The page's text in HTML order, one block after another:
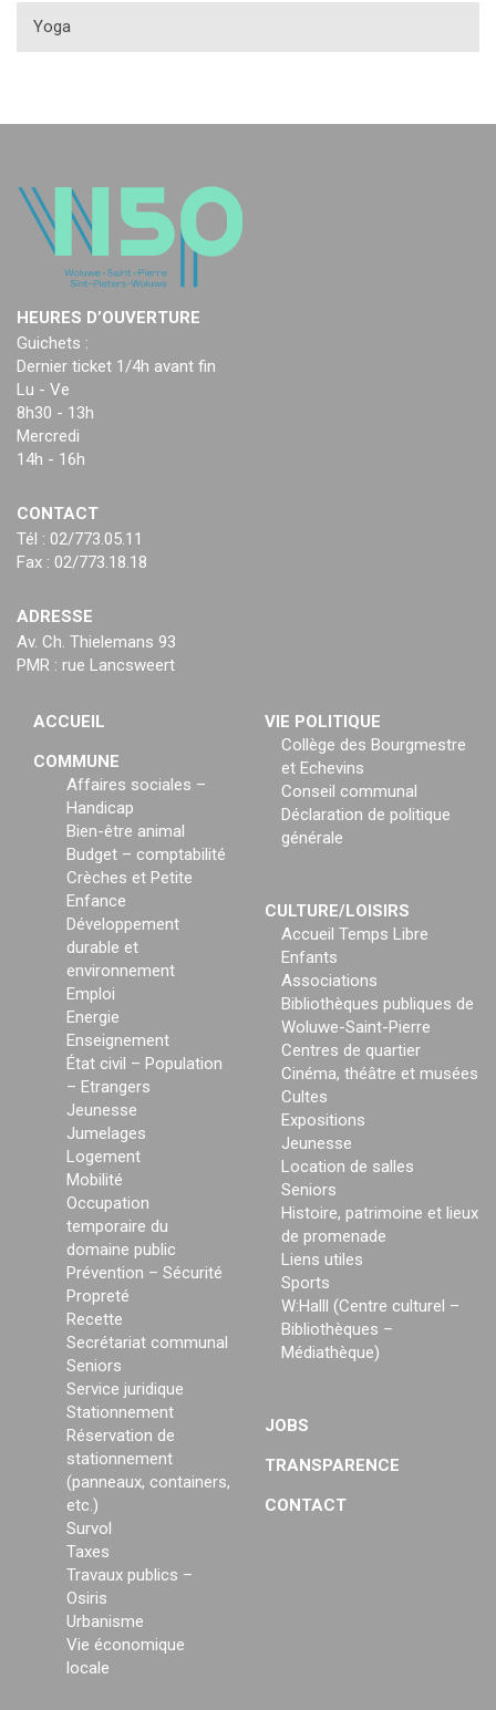
Yoga
HEURES D’OUVERTURE
Guichets :
Dernier ticket 1/4h avant fin
Lu - Ve
8h30 - 13h
Mercredi
14h - 16h
CONTACT
Tél : 02/773.05.11
Fax : 02/773.18.18
ADRESSE
Av. Ch. Thielemans 93
PMR : rue Lancsweert
ACCUEIL
COMMUNE
Affaires sociales –
Handicap
Bien-être animal
Budget – comptabilité
Crèches et Petite
Enfance
Développement
durable et
environnement
Emploi
Energie
Enseignement
État civil – Population
– Etrangers
Jeunesse
Jumelages
Logement
Mobilité
Occupation
temporaire du
domaine public
Prévention – Sécurité
Propreté
Recette
Secrétariat communal
Seniors
Service juridique
Stationnement
Réservation de
stationnement
(panneaux, containers,
etc.)
Survol
Taxes
Travaux publics –
Osiris
Urbanisme
Vie économique
locale
VIE POLITIQUE
Collège des Bourgmestre
et Echevins
Conseil communal
Déclaration de politique
générale
CULTURE/LOISIRS
Accueil Temps Libre
Enfants
Associations
Bibliothèques publiques de
Woluwe-Saint-Pierre
Centres de quartier
Cinéma, théâtre et musées
Cultes
Expositions
Jeunesse
Location de salles
Seniors
Histoire, patrimoine et lieux
de promenade
Liens utiles
Sports
W:Halll (Centre culturel –
Bibliothèques –
Médiathèque)
JOBS
TRANSPARENCE
CONTACT